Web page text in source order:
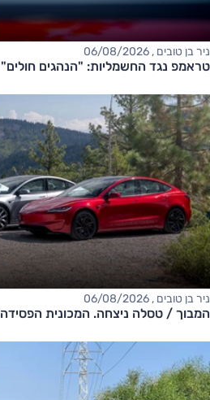
ניר בן טובים , 06/08/2026
טראמפ נגד החשמליות: "הנהגים חולים"
ניר בן טובים , 06/08/2026
המבוך / טסלה ניצחה. המכונית הפסידה